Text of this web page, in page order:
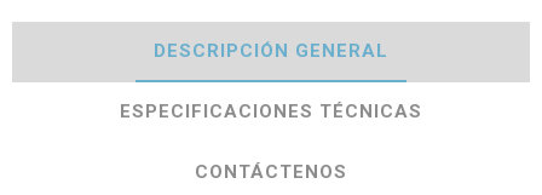
DESCRIPCIÓN GENERAL
ESPECIFICACIONES TÉCNICAS
CONTÁCTENOS